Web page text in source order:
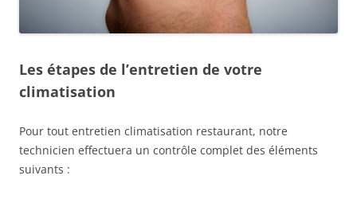
Les étapes de l’entretien de votre
climatisation
Pour tout entretien climatisation restaurant, notre
technicien effectuera un contrôle complet des éléments
suivants :